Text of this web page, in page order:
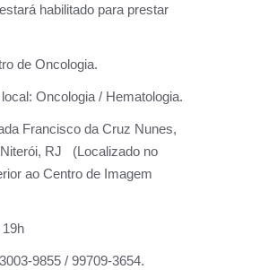
habilitado para prestar
de Oncologia.
Oncologia / Hematologia.
Francisco da Cruz Nunes,
Niterói, RJ (Localizado no
ao Centro de Imagem
9855 / 99709-3654.